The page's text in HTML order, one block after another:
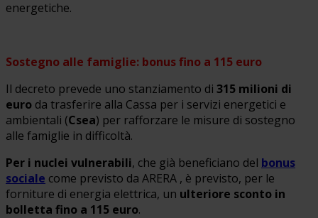
energetiche.
Sostegno alle famiglie: bonus fino a 115 euro
Il decreto prevede uno stanziamento di 315 milioni di
euro da trasferire alla Cassa per i servizi energetici e
ambientali (Csea) per rafforzare le misure di sostegno
alle famiglie in difficoltà.
Per i nuclei vulnerabili, che già beneficiano del bonus
sociale come previsto da ARERA , è previsto, per le
forniture di energia elettrica, un ulteriore sconto in
bolletta fino a 115 euro.